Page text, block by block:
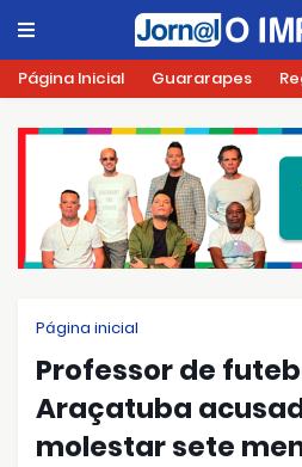
Página Inicial Guararapes
Página inicial
Professor de
Araçatuba
molestar sete